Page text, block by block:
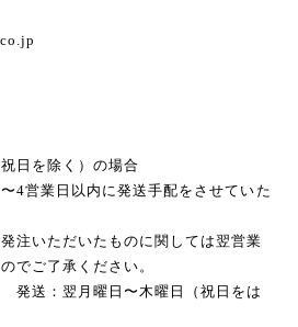
日を除く）の場合
4営業日以内に発送手配をさせていた
注いただいたものに関しては翌営業
でご了承ください。
送：翌月曜日〜木曜日（祝日をは